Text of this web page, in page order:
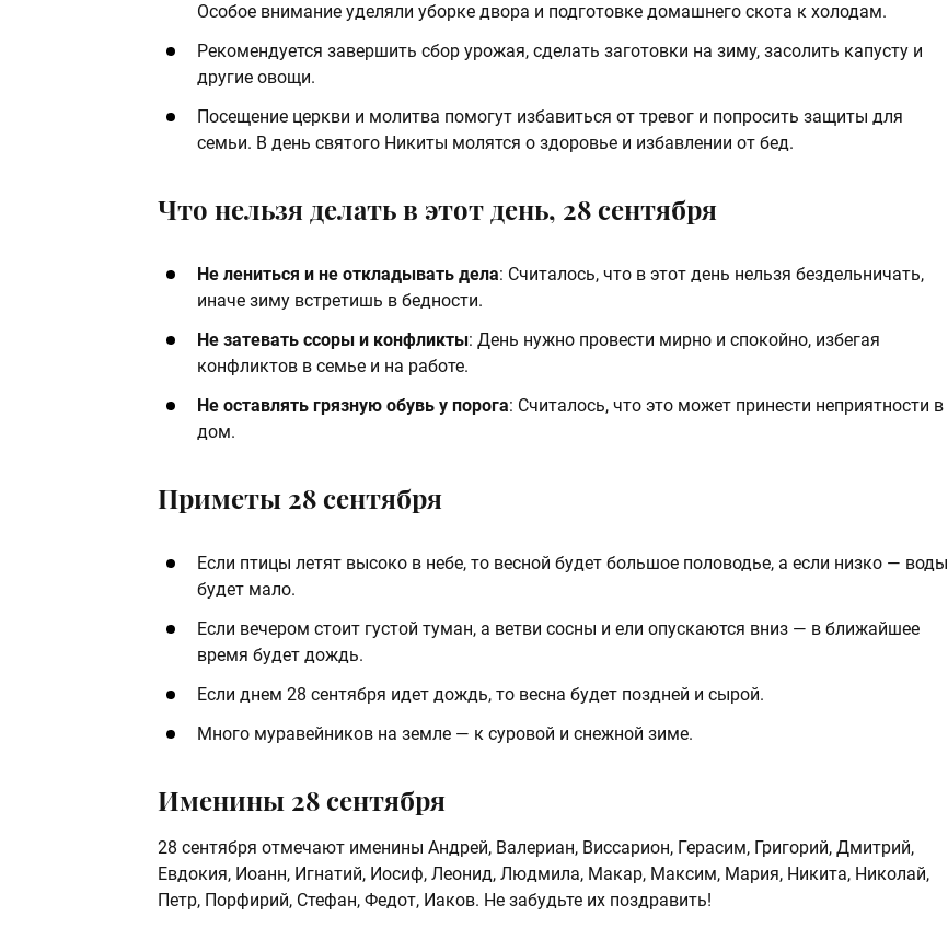
Особое внимание уделяли уборке двора и подготовке домашнего скота к холодам.
Рекомендуется завершить сбор урожая, сделать заготовки на зиму, засолить капусту и
другие овощи.
Посещение церкви и молитва помогут избавиться от тревог и попросить защиты для
семьи. В день святого Никиты молятся о здоровье и избавлении от бед.
Что нельзя делать в этот день, 28 сентября
Не лениться и не откладывать дела: Считалось, что в этот день нельзя бездельничать,
иначе зиму встретишь в бедности.
Не затевать ссоры и конфликты: День нужно провести мирно и спокойно, избегая
конфликтов в семье и на работе.
Не оставлять грязную обувь у порога: Считалось, что это может принести неприятности в
дом.
Приметы 28 сентября
Если птицы летят высоко в небе, то весной будет большое половодье, а если низко — воды
будет мало.
Если вечером стоит густой туман, а ветви сосны и ели опускаются вниз — в ближайшее
время будет дождь.
Если днем 28 сентября идет дождь, то весна будет поздней и сырой.
Много муравейников на земле — к суровой и снежной зиме.
Именины 28 сентября
28 сентября отмечают именины Андрей, Валериан, Виссарион, Герасим, Григорий, Дмитрий,
Евдокия, Иоанн, Игнатий, Иосиф, Леонид, Людмила, Макар, Максим, Мария, Никита, Николай,
Петр, Порфирий, Стефан, Федот, Иаков. Не забудьте их поздравить!